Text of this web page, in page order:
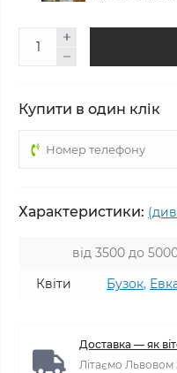
Купити в один клік
Характеристики:
від 3500 до
Квіти
Бузок,
Доставка — як
Літаємо Львовом